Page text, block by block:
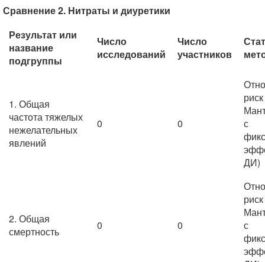
Сравнение 2. Нитраты и диуретики
Результат или
название
подгруппы
Число
исследований
Число
участников
1. Общая
частота тяжелых
нежелательных
явлений
0 0
с
ДИ)
2. Общая
смертность
0 0
с